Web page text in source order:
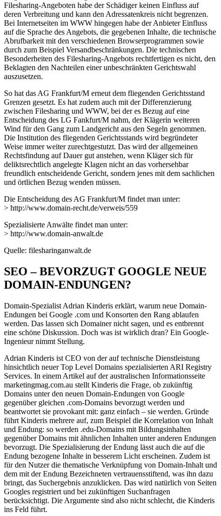
Filesharing-Angeboten habe der Schädiger keinen Einfluss auf
deren Verbreitung und kann den Adressatenkreis nicht begrenzen.
Bei Internetseiten im WWW hingegen habe der Anbieter Einfluss
auf die Sprache des Angebots, die gegebenen Inhalte, die technische
Abrufbarkeit mit den verschiedenen Browserprogrammen sowie
durch zum Beispiel Versandbeschränkungen. Die technischen
Besonderheiten des Filesharing-Angebots rechtfertigen es nicht, den
Beklagten den Nachteilen einer unbeschränkten Gerichtswahl
auszusetzen.
So hat das AG Frankfurt/M erneut dem fliegenden Gerichtsstand
Grenzen gesetzt. Es hat zudem auch mit der Differenzierung
zwischen Filesharing und WWW, bei der es Bezug auf eine
Entscheidung des LG Fankfurt/M nahm, der Klägerin weiteren
Wind für den Gang zum Landgericht aus den Segeln genommen.
Die Institution des fliegenden Gerichtsstands wird begründeter
Weise immer weiter zurechtgestutzt. Das wird der allgemeinen
Rechtsfindung auf Dauer gut anstehen, wenn Kläger sich für
deliktsrechtlich angelegte Klagen nicht an das vorhersehbar
freundlich entscheidende Gericht, sondern jenes mit dem sachlichen
und örtlichen Bezug wenden müssen.
Die Entscheidung des AG Frankfurt/M findet man unter:
> http://www.domain-recht.de/verweis/559
Spezialisierte Anwälte findet man unter:
> http://www.domain-anwalt.de
Quelle: filesharinganwalt.de
SEO – BEVORZUGT GOOGLE NEUE
DOMAIN-ENDUNGEN?
Domain-Spezialist Adrian Kinderis erklärt, warum neue Domain-
Endungen bei Google .com und Konsorten den Rang ablaufen
werden. Das lassen sich Domainer nicht sagen, und es entbrennt
eine schöne Diskussion. Doch was ist wirklich dran? Ein Google-
Ingenieur nimmt Stellung.
Adrian Kinderis ist CEO von der auf technische Dienstleistung
hinsichtlich neuer Top Level Domains spezialisierten ARI Registry
Services. In einem Artikel auf der australischen Informationsseite
marketingmag.com.au stellt Kinderis die Frage, ob zukünftig
Domains unter den neuen Domain-Endungen von Google
gegenüber gleichen .com-Domains bevorzugt werden und
beantwortet sie provokant mit: ganz einfach – sie werden. Gründe
führt Kinderis mehrere auf, zum Beispiel die Korrelation von Inhalt
und Endung: so werden .edu-Domains mit Bildungsinhalten
gegenüber Domains mit ähnlichen Inhalten unter anderen Endungen
bevorzugt. Die Spezialisierung der Endung lässt auch die auf die
Endung bezogene Inhalte in besserem Licht erscheinen. Zudem ist
für den Nutzer die thematische Verknüpfung von Domain-Inhalt und
dem mit der Endung Bezeichneten vertrauensstiftend, was ihn dazu
bringt, das Suchergebnis anzuklicken. Das wird natürlich von Seiten
Googles registriert und bei zukünftigen Suchanfragen
berücksichtigt. Die Argumente sind also nicht schlecht, die Kinderis
ins Feld führt.